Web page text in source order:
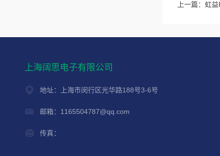
上一篇： 虹
上海阔思电子有限公司
地址：上海市闵行区光华路188号3-6号
邮箱：1165504787@qq.com
传真：